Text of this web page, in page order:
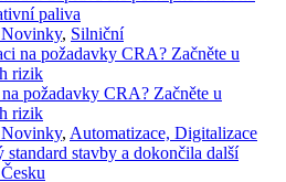
paliva
, Silniční
požadavky CRA? Začněte u
rizik
, Automatizace, Digitalizace